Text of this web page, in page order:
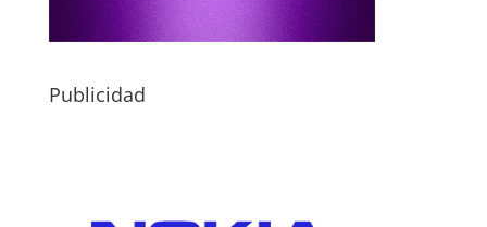
Publicidad